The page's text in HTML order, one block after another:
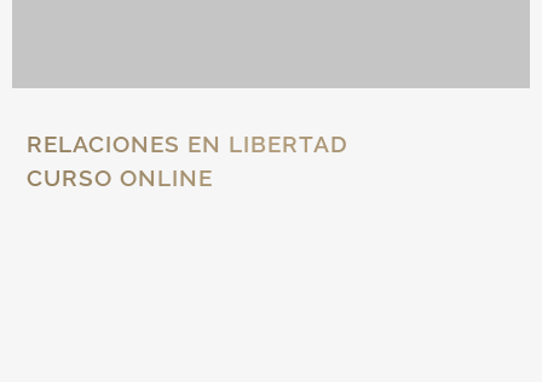
RELACIONES EN LIBERTAD
CURSO ONLINE